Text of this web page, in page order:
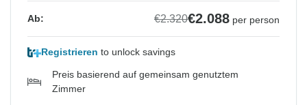
Ab: €2.320€2.088 per person
Registrieren to unlock savings
Preis basierend auf gemeinsam genutztem
Zimmer